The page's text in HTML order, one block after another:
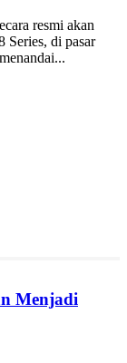
resmi akan
Series, di pasar
Menjadi